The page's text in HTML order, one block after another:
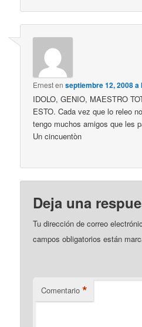
Ernestenseptiembre 12, 2008 a
IDOLO, GENIO, MAESTRO
ESTO. Cada vez que lo releo
tengo muchos amigos que les
Un cincuentòn
Deja una
Tu dirección de correo
campos obligatorios están
Comentario *